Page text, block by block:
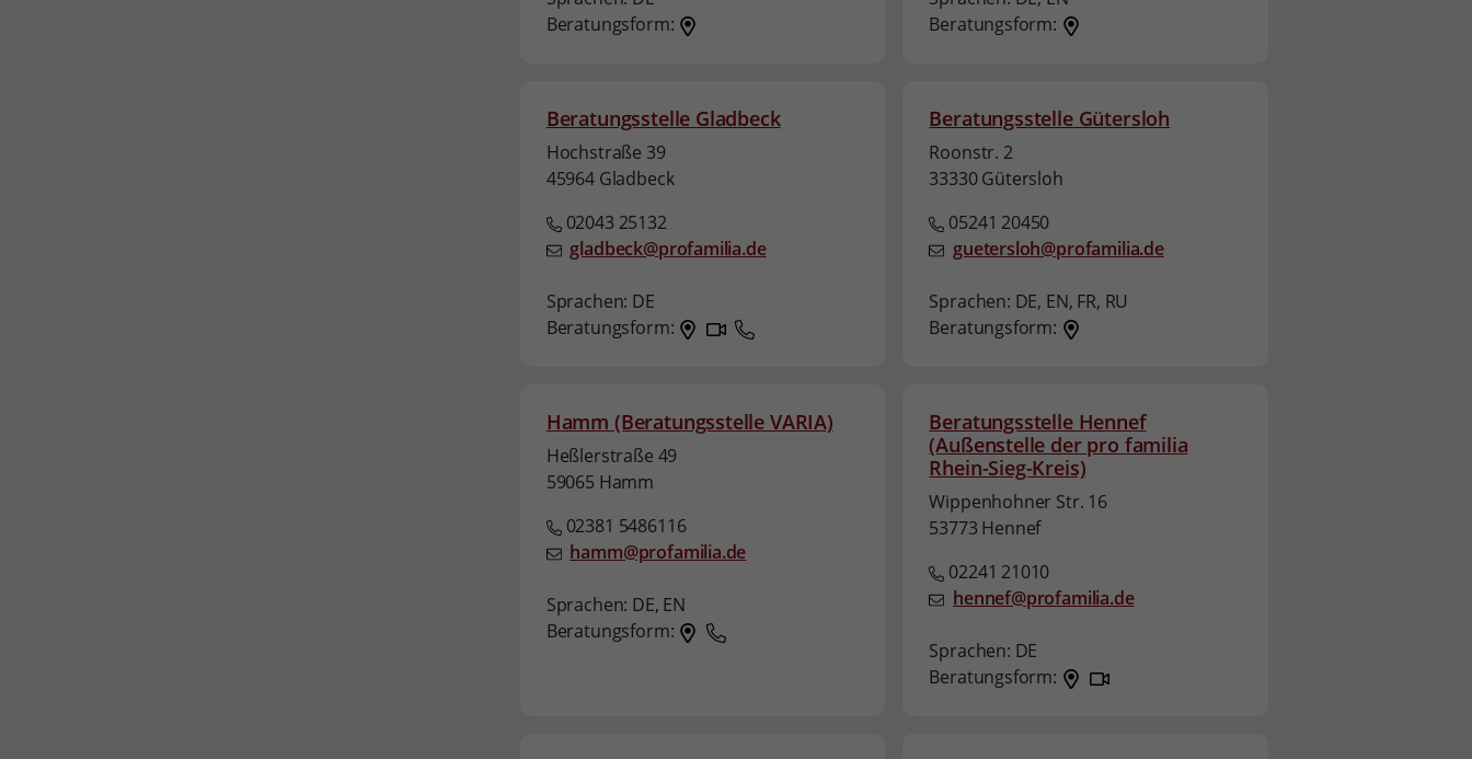
Beratungsform:
Beratungsform:
Beratungsstelle Gladbeck
Hochstraße 39
45964 Gladbeck
02043 25132
gladbeck@profamilia.de
Sprachen: DE
Beratungsform:
Beratungsstelle Gütersloh
Roonstr. 2
33330 Gütersloh
05241 20450
guetersloh@profamilia.de
Sprachen: DE, EN, FR, RU
Beratungsform:
Hamm (Beratungsstelle VARIA)
Heßlerstraße 49
59065 Hamm
02381 5486116
hamm@profamilia.de
Sprachen: DE, EN
Beratungsform:
Beratungsstelle Hennef
(Außenstelle der pro familia
Rhein-Sieg-Kreis)
Wippenhohner Str. 16
53773 Hennef
02241 21010
hennef@profamilia.de
Sprachen: DE
Beratungsform: